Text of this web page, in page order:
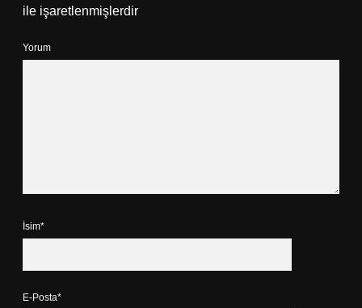
ile işaretlenmişlerdir
Yorum
İsim*
E-Posta*